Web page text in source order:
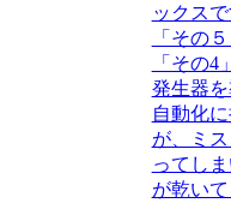
ックス
「その
「その4
発生器
自動化
が、ミ
ってし
が乾い